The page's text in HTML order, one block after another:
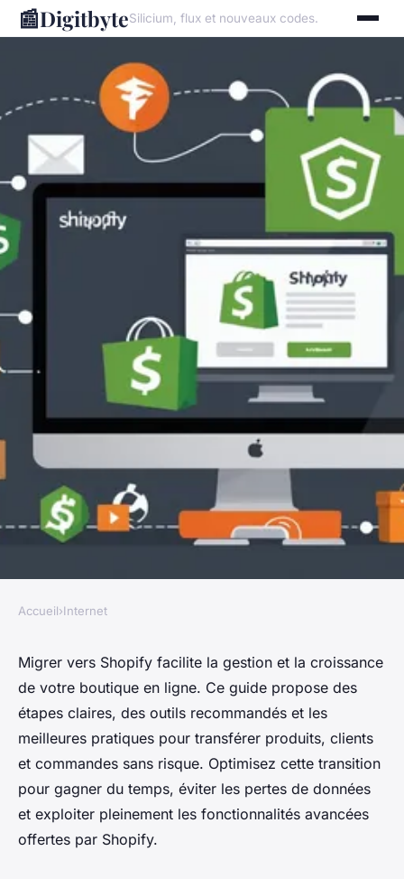
📰DigitbyteSilicium, flux et nouveaux codes.
Optimisez votre migration
shopify : guide et astuces
pratiques
Giulia•23 septembre 2025•6 min de lecture
Accueil›Internet
Migrer vers Shopify facilite la gestion et la croissance
de votre boutique en ligne. Ce guide propose des
étapes claires, des outils recommandés et les
meilleures pratiques pour transférer produits, clients
et commandes sans risque. Optimisez cette transition
pour gagner du temps, éviter les pertes de données
et exploiter pleinement les fonctionnalités avancées
offertes par Shopify.